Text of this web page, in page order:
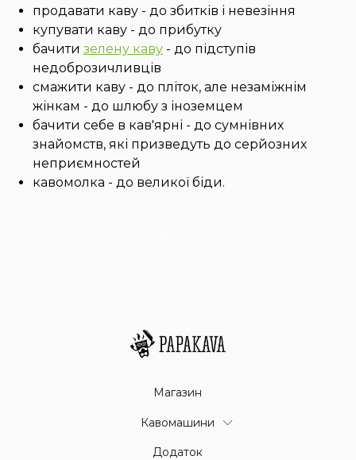
продавати каву - до збитків і невезіння
купувати каву - до прибутку
бачити зелену каву- до підступів
недоброзичливців
смажити каву - до пліток, але незаміжнім
жінкам - до шлюбу з іноземцем
бачити себе в кав'ярні - до сумнівних
знайомств, які призведуть до серйозних
неприємностей
кавомолка - до великої біди.
Магазин
Кавомашини
Додаток